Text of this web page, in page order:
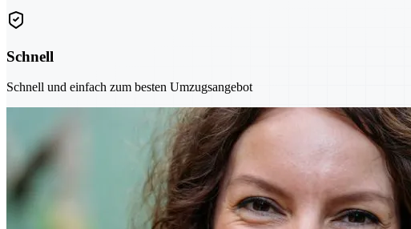
Schnell
Schnell und einfach zum besten Umzugsangebot